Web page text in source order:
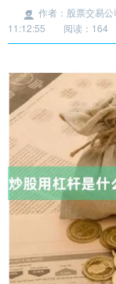
作者：股票交易公
11:12:55
阅读：164